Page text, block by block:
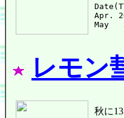
Apr.
レモン
秋に